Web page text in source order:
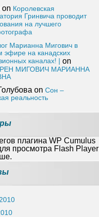
on Королевская
Гринвича проводит
на лучшего
Марианна Мигович в
эфире на канадских
каналах! | on
МИГОВИЧ МАРИАННА
on Сон –
реальность
плагина WP Cumulus
просмотра Flash Player